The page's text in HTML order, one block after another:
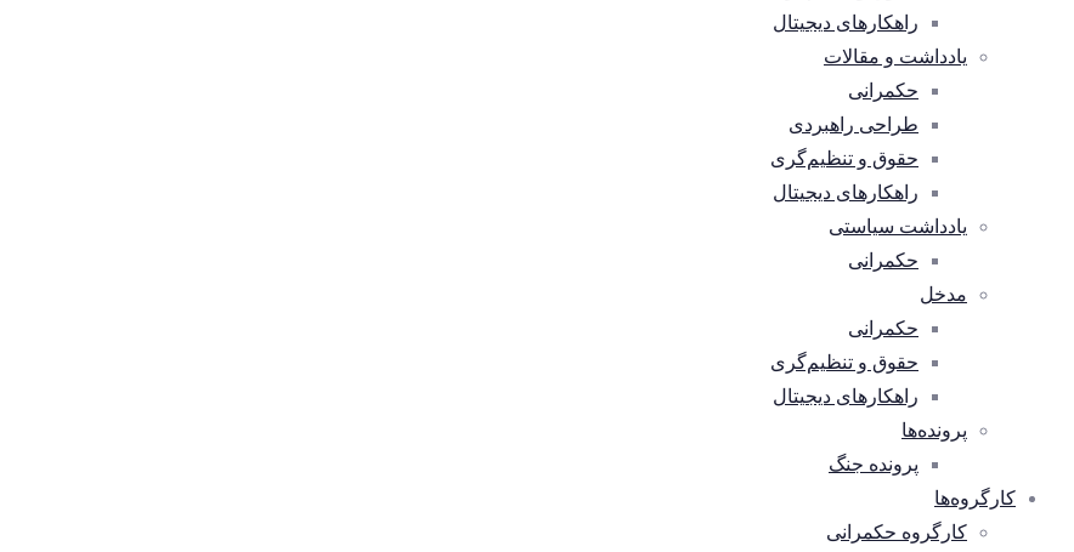
راهکارهای دیجیتال
یادداشت و مقالات
حکمرانی
طراحی راهبردی
حقوق و تنظیم‌گری
راهکارهای دیجیتال
یادداشت سیاستی
حکمرانی
مدخل
حکمرانی
حقوق و تنظیم‌گری
راهکارهای دیجیتال
پرونده‌ها
پرونده جنگ
کارگروه‌ها
کارگروه حکمرانی